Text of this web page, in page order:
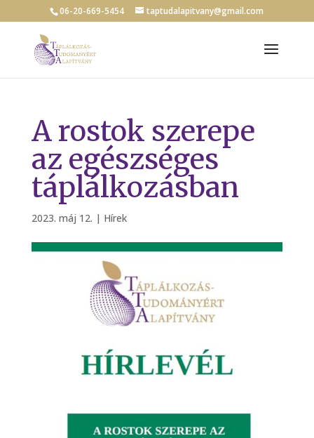
06-20-669-5454 taptudalapitvany@gmail.com
A rostok szerepe
az egészséges
táplálkozásban
2023. máj 12. | Hírek